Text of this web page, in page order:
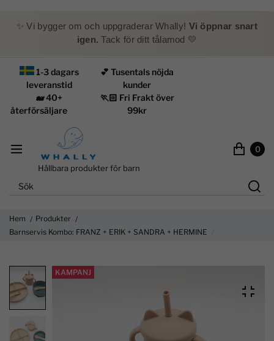
✨ Vi bygger om och uppgraderar Whally! Vi öppnar snart
igen. Tack för ditt tålamod 💛
1-3 dagars
leveranstid
🐋 40+
återförsäljare
💕 Tusentals nöjda
kunder
🏃🏻 Fri Frakt över
99kr
Hållbara produkter för barn
0
Hem
Produkter
Barnservis Kombo: FRANZ + ERIK + SANDRA + HERMINE
KAMPANJ